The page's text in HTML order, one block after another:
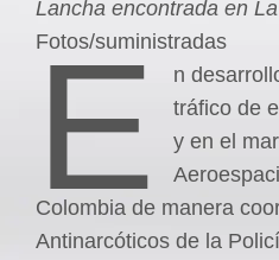
Lancha encontrada en
Fotos/suministradas
E
n
tráfico de
y en el
Colombia de manera
Antinarcóticos de la